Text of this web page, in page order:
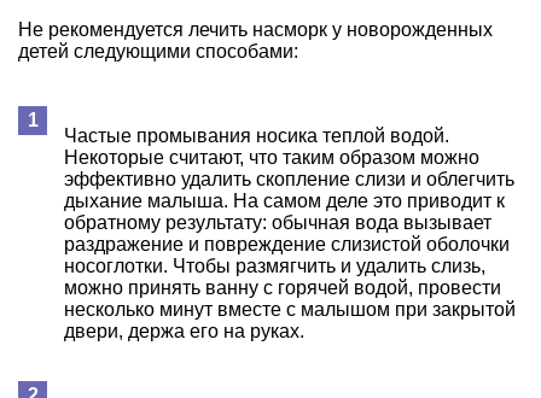
Не рекомендуется лечить насморк у новорожденных
детей следующими способами:
Частые промывания носика теплой водой.
Некоторые считают, что таким образом можно
эффективно удалить скопление слизи и облегчить
дыхание малыша. На самом деле это приводит к
обратному результату: обычная вода вызывает
раздражение и повреждение слизистой оболочки
носоглотки. Чтобы размягчить и удалить слизь,
можно принять ванну с горячей водой, провести
несколько минут вместе с малышом при закрытой
двери, держа его на руках.